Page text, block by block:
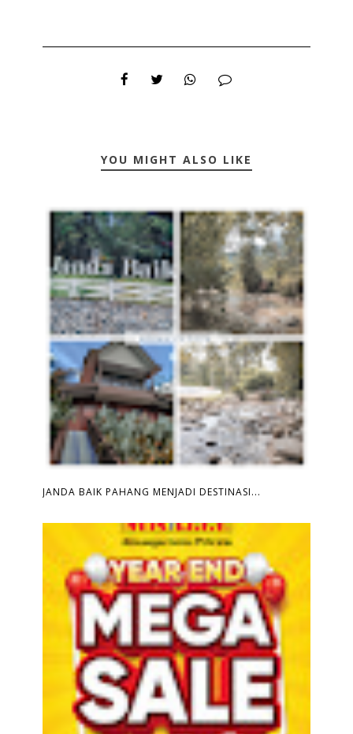
YOU MIGHT ALSO LIKE
JANDA BAIK PAHANG MENJADI DESTINASI...